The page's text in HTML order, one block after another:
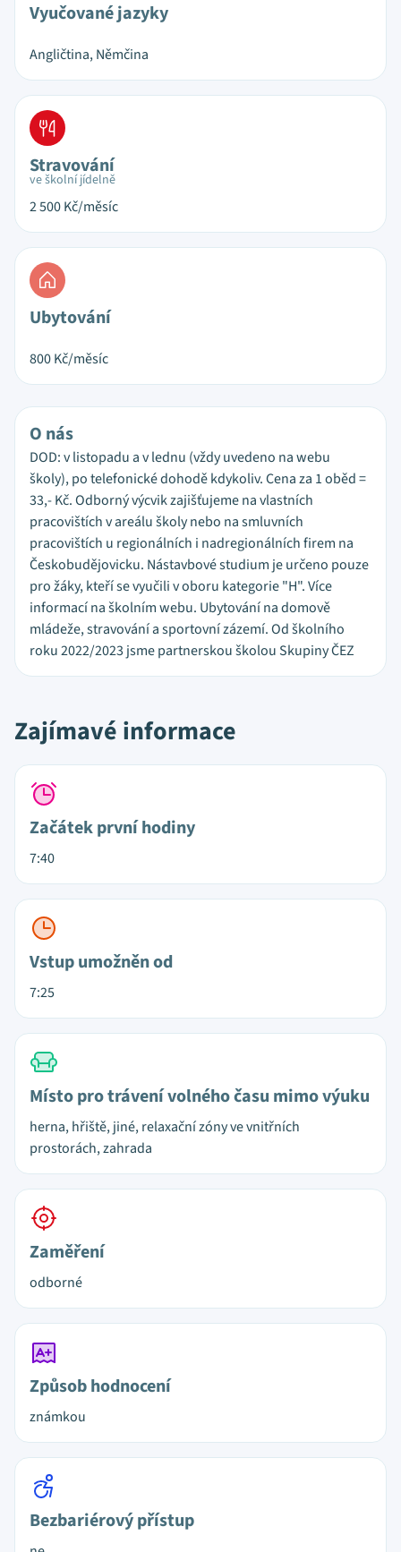
Vyučované jazyky
Angličtina, Němčina
Stravování
ve školní jídelně
2 500Kč/měsíc
Ubytování
800Kč/měsíc
O nás
DOD: v listopadu a v lednu (vždy uvedeno na webu
školy), po telefonické dohodě kdykoliv. Cena za 1 oběd =
33,- Kč. Odborný výcvik zajišťujeme na vlastních
pracovištích v areálu školy nebo na smluvních
pracovištích u regionálních i nadregionálních firem na
Českobudějovicku. Nástavbové studium je určeno pouze
pro žáky, kteří se vyučili v oboru kategorie "H". Více
informací na školním webu. Ubytování na domově
mládeže, stravování a sportovní zázemí. Od školního
roku 2022/2023 jsme partnerskou školou Skupiny ČEZ
Zajímavé informace
Začátek první hodiny
7:40
Vstup umožněn od
7:25
Místo pro trávení volného času mimo výuku
herna, hřiště, jiné, relaxační zóny ve vnitřních
prostorách, zahrada
Zaměření
odborné
Způsob hodnocení
známkou
Bezbariérový přístup